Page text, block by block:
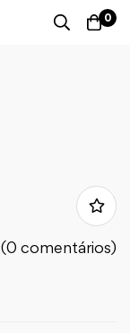
0
(0 comentários)